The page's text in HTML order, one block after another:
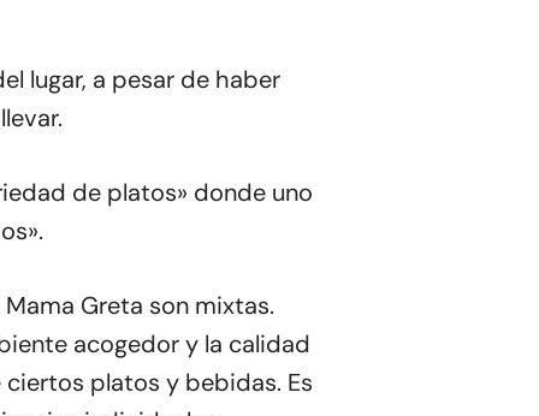
lugar, a pesar de haber
de platos» donde uno
Greta son mixtas.
acogedor y la calidad
platos y bebidas. Es